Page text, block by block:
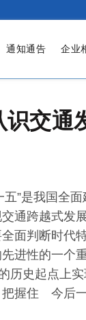
通知通告 企业
识交通
五”是我国全
通跨越式
面判断时代
进性的一个
历史起点上
握住 今后